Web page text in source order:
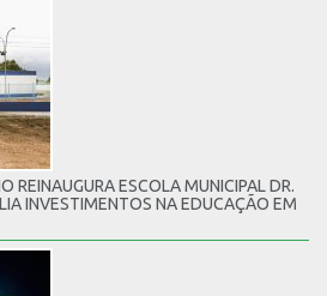
REINAUGURA ESCOLA MUNICIPAL DR.
INVESTIMENTOS NA EDUCAÇÃO EM